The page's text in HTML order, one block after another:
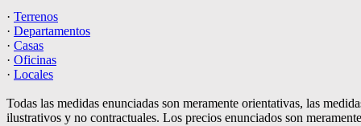
· Terrenos
· Departamentos
· Casas
· Oficinas
· Locales
Todas las medidas enunciadas son meramente orientativas, las
ilustrativos y no contractuales. Los precios enunciados son